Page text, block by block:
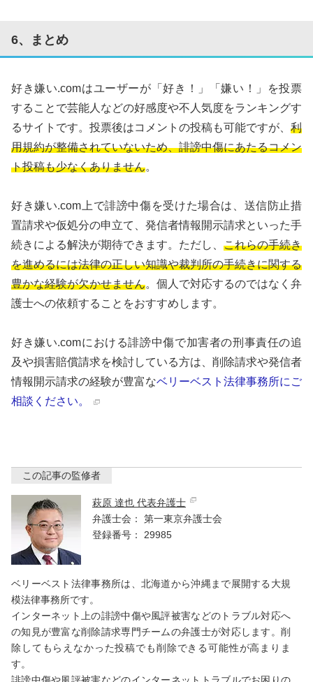
6、まとめ
好き嫌い.comはユーザーが「好き！」「嫌い！」を投票
することで芸能人などの好感度や不人気度をランキングす
るサイトです。投票後はコメントの投稿も可能ですが、 利
用規約が整備されていないため、誹謗中傷にあたるコメン
ト投稿も少なくありません。
好き嫌い.com上で誹謗中傷を受けた場合は、送信防止措
置請求や仮処分の申立て、発信者情報開示請求といった手
続きによる解決が期待できます。ただし、 これらの手続き
を進めるには法律の正しい知識や裁判所の手続きに関する
豊かな経験が欠かせません。個人で対応するのではなく弁
護士への依頼することをおすすめします。
好き嫌い.comにおける誹謗中傷で加害者の刑事責任の追
及や損害賠償請求を検討している方は、削除請求や発信者
情報開示請求の経験が豊富なベリーベスト法律事務所にご
相談ください。
この記事の監修者
萩原 達也 代表弁護士
弁護士会：
第一東京弁護士会
登録番号：
29985
ベリーベスト法律事務所は、北海道から沖縄まで展開する大規
模法律事務所です。
インターネット上の誹謗中傷や風評被害などのトラブル対応へ
の知見が豊富な削除請求専門チームの弁護士が対応します。削
除してもらえなかった投稿でも削除できる可能性が高まりま
す。